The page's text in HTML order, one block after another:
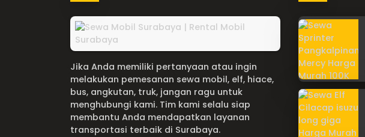
Jika Anda memiliki pertanyaan atau ingin
melakukan pemesanan sewa mobil, elf, hiace,
bus, angkutan, truk, jangan ragu untuk
menghubungi kami. Tim kami selalu siap
membantu Anda mendapatkan layanan
transportasi terbaik di Surabaya.